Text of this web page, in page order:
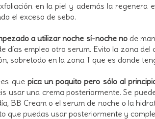
en la piel y además la regenera
el exceso de sebo.
a utilizar noche sí-noche node
días empleo otro serum. Evito la zona
sobretodo en la zona T que es donde
que pica un poquito pero sólo al
usar una crema posteriormente. Se
BB Cream o el serum de noche o la
que puedas usar posteriormente y